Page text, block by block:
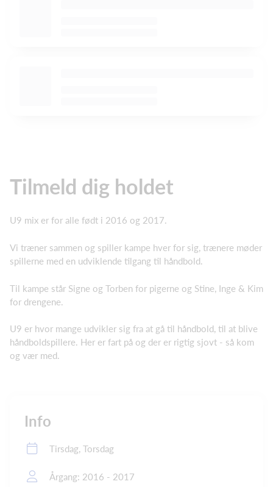
Tilmeld dig holdet
U9 mix er for alle født i 2016 og 2017.
Vi træner sammen og spiller kampe hver for sig, trænere møder
spillerne med en udviklende tilgang til håndbold.
Til kampe står Signe og Torben for pigerne og Stine, Inge & Kim
for drengene.
U9 er hvor mange udvikler sig fra at gå til håndbold, til at blive
håndboldspillere. Her er fart på og der er rigtig sjovt - så kom
og vær med.
Info
Tirsdag, Torsdag
Årgang: 2016 - 2017